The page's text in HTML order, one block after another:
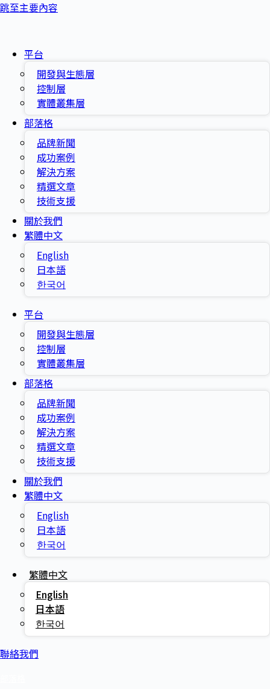
跳至主要內容
平台
開發與生態層
控制層
實體叢集層
部落格
品牌新聞
成功案例
解決方案
精選文章
技術支援
關於我們
繁體中文
English
日本語
한국어
平台
開發與生態層
控制層
實體叢集層
部落格
品牌新聞
成功案例
解決方案
精選文章
技術支援
關於我們
繁體中文
English
日本語
한국어
繁體中文
English
日本語
한국어
聯絡我們